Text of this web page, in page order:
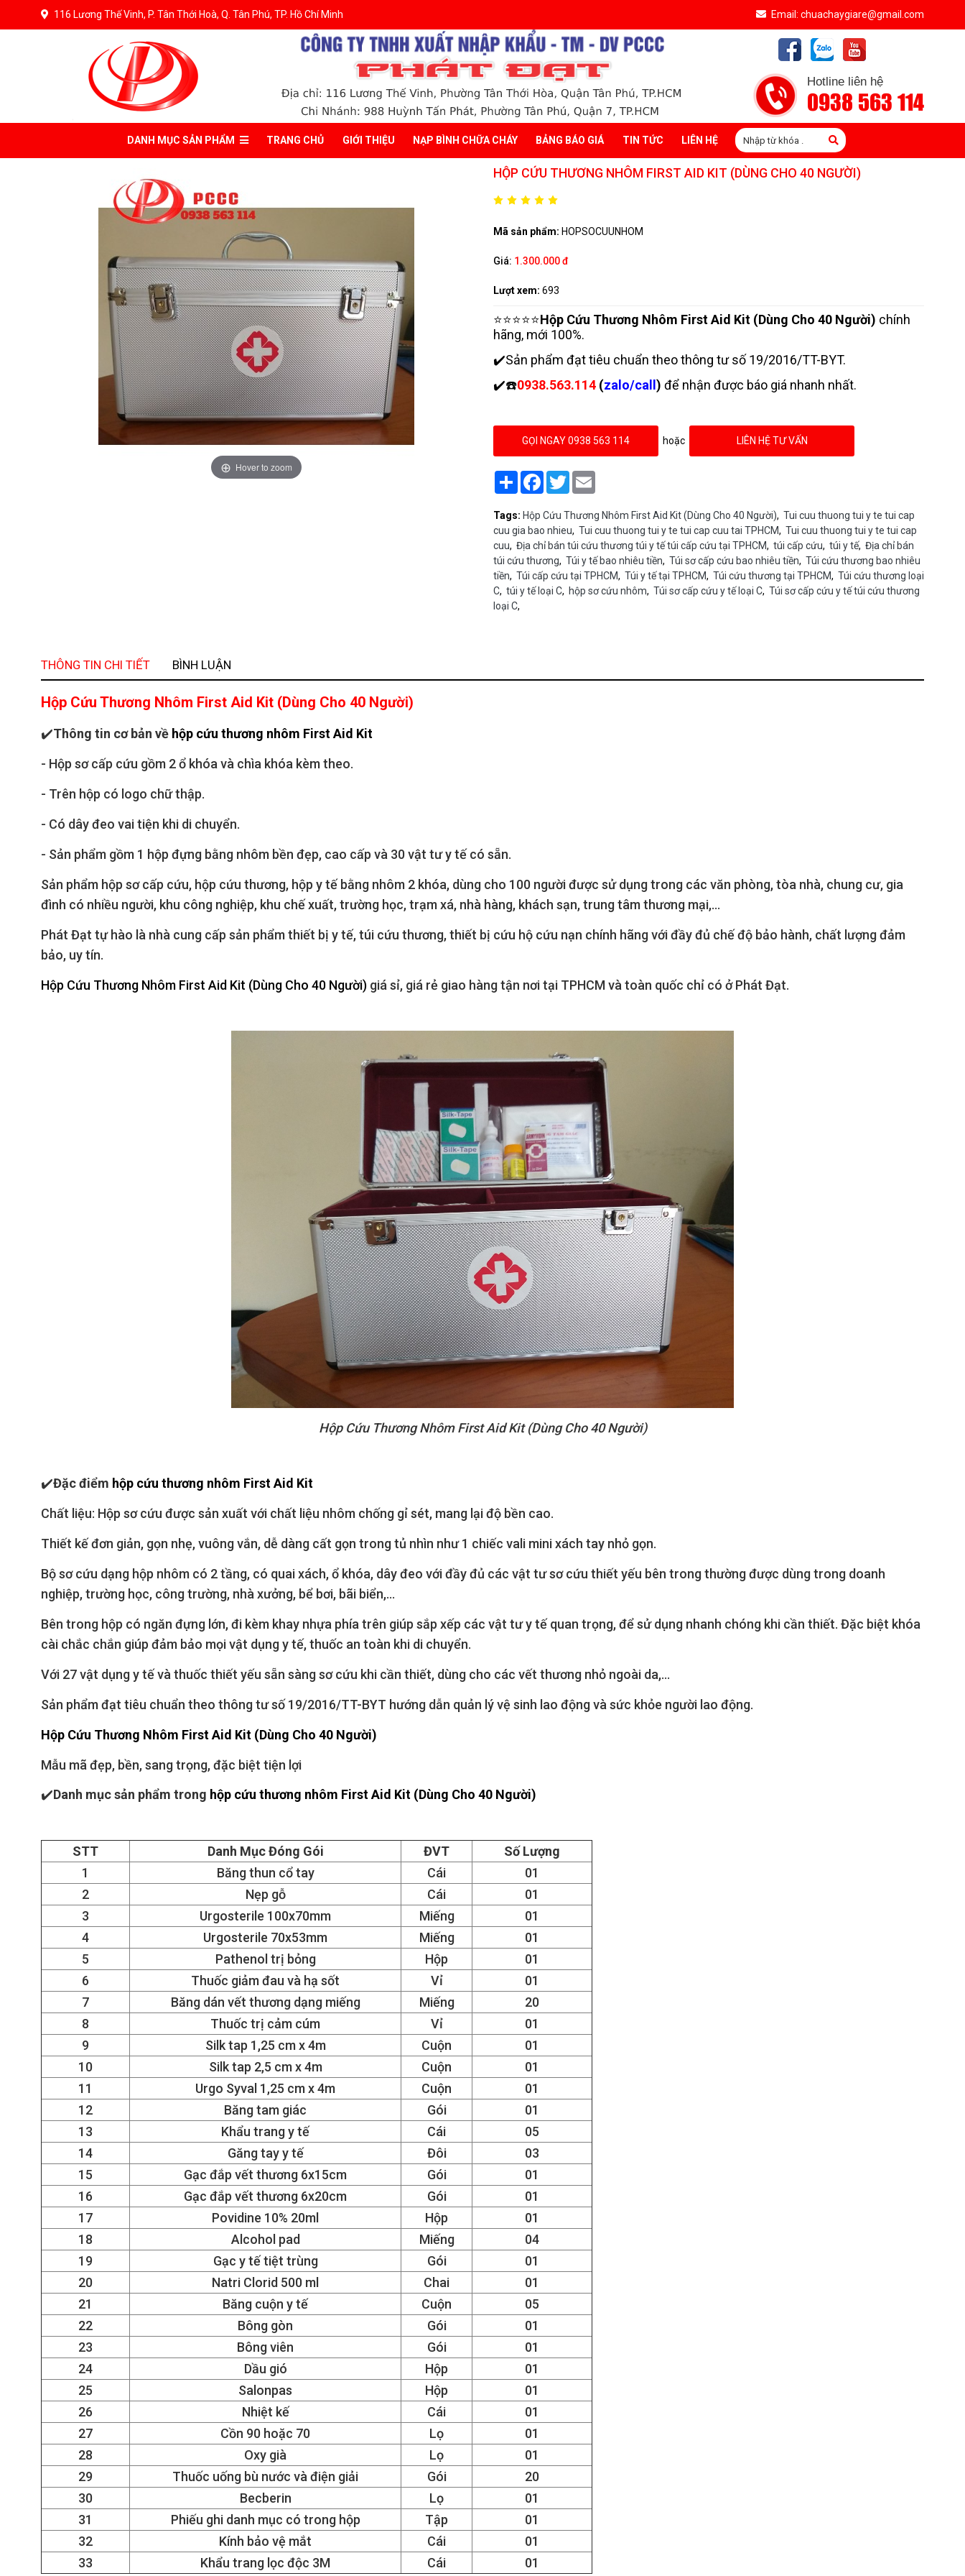
116 Lương Thế Vinh, P. Tân Thới Hoà, Q. Tân Phú, TP. Hồ Chí Minh Email: chuachaygiare@gmail.com
Hotline liên hệ
0938 563 114
DANH MỤC SẢN PHẨM TRANG CHỦ GIỚI THIỆU NẠP BÌNH CHỮA CHÁY BẢNG BÁO GIÁ TIN TỨC LIÊN HỆ
Hover to zoom
HỘP CỨU THƯƠNG NHÔM FIRST AID KIT (DÙNG CHO 40 NGƯỜI)
Mã sản phẩm: HOPSOCUUNHOM
Giá: 1.300.000 đ
Lượt xem: 693
⭐⭐⭐⭐⭐Hộp Cứu Thương Nhôm First Aid Kit (Dùng Cho 40 Người) chính
hãng, mới 100%.
✔️Sản phẩm đạt tiêu chuẩn theo thông tư số 19/2016/TT-BYT.
✔️☎️0938.563.114 (zalo/call ) để nhận được báo giá nhanh nhất.
GỌI NGAY 0938 563 114 hoặc LIÊN HỆ TƯ VẤN
Share Facebook
Twitter
Tags: Hộp Cứu Thương Nhôm First Aid Kit (Dùng Cho 40 Người), Tui cuu thuong tui y te tui cap
cuu gia bao nhieu, Tui cuu thuong tui y te tui cap cuu tai TPHCM, Tui cuu thuong tui y te tui cap
cuu, Địa chỉ bán túi cứu thương túi y tế túi cấp cứu tại TPHCM, túi cấp cứu, túi y tế, Địa chỉ bán
túi cứu thương, Túi y tế bao nhiêu tiền, Túi sơ cấp cứu bao nhiêu tiền, Túi cứu thương bao nhiêu
tiền, Túi cấp cứu tại TPHCM, Túi y tế tại TPHCM, Túi cứu thương tại TPHCM, Túi cứu thương loại
C, túi y tế loại C, hộp sơ cứu nhôm, Túi sơ cấp cứu y tế loại C, Túi sơ cấp cứu y tế túi cứu thương
loại C,
THÔNG TIN CHI TIẾT BÌNH LUẬN
Hộp Cứu Thương Nhôm First Aid Kit (Dùng Cho 40 Người)
✔️Thông tin cơ bản về hộp cứu thương nhôm First Aid Kit
- Hộp sơ cấp cứu gồm 2 ổ khóa và chìa khóa kèm theo.
- Trên hộp có logo chữ thập.
- Có dây đeo vai tiện khi di chuyển.
- Sản phẩm gồm 1 hộp đựng bằng nhôm bền đẹp, cao cấp và 30 vật tư y tế có sẵn.
Sản phẩm hộp sơ cấp cứu, hộp cứu thương, hộp y tế bằng nhôm 2 khóa, dùng cho 100 người được sử dụng trong các văn phòng, tòa nhà, chung cư, gia
đình có nhiều người, khu công nghiệp, khu chế xuất, trường học, trạm xá, nhà hàng, khách sạn, trung tâm thương mại,...
Phát Đạt tự hào là nhà cung cấp sản phẩm thiết bị y tế, túi cứu thương, thiết bị cứu hộ cứu nạn chính hãng với đầy đủ chế độ bảo hành, chất lượng đảm
bảo, uy tín.
Hộp Cứu Thương Nhôm First Aid Kit (Dùng Cho 40 Người) giá sỉ, giá rẻ giao hàng tận nơi tại TPHCM và toàn quốc chỉ có ở Phát Đạt.
Hộp Cứu Thương Nhôm First Aid Kit (Dùng Cho 40 Người)
✔️Đặc điểm hộp cứu thương nhôm First Aid Kit
Chất liệu: Hộp sơ cứu được sản xuất với chất liệu nhôm chống gỉ sét, mang lại độ bền cao.
Thiết kế đơn giản, gọn nhẹ, vuông vắn, dễ dàng cất gọn trong tủ nhìn như 1 chiếc vali mini xách tay nhỏ gọn.
Bộ sơ cứu dạng hộp nhôm có 2 tầng, có quai xách, ổ khóa, dây đeo với đầy đủ các vật tư sơ cứu thiết yếu bên trong thường được dùng trong doanh
nghiệp, trường học, công trường, nhà xưởng, bể bơi, bãi biển,...
Bên trong hộp có ngăn đựng lớn, đi kèm khay nhựa phía trên giúp sắp xếp các vật tư y tế quan trọng, để sử dụng nhanh chóng khi cần thiết. Đặc biệt khóa
cài chắc chắn giúp đảm bảo mọi vật dụng y tế, thuốc an toàn khi di chuyển.
Với 27 vật dụng y tế và thuốc thiết yếu sẵn sàng sơ cứu khi cần thiết, dùng cho các vết thương nhỏ ngoài da,...
Sản phẩm đạt tiêu chuẩn theo thông tư số 19/2016/TT-BYT hướng dẫn quản lý vệ sinh lao động và sức khỏe người lao động.
Hộp Cứu Thương Nhôm First Aid Kit (Dùng Cho 40 Người)
Mẫu mã đẹp, bền, sang trọng, đặc biệt tiện lợi
✔️Danh mục sản phẩm trong hộp cứu thương nhôm First Aid Kit (Dùng Cho 40 Người)
STT Danh Mục Đóng Gói ĐVT
Số Lượng
1
Băng thun cổ tay Cái
01
2
Nẹp gỗ Cái
01
3
Urgosterile 100x70mm Miếng
01
4
Urgosterile 70x53mm Miếng
01
5
Pathenol trị bỏng Hộp
01
6
Thuốc giảm đau và hạ sốt Vỉ
01
7
Băng dán vết thương dạng miếng Miếng
20
8
Thuốc trị cảm cúm Vỉ
01
9
Silk tap 1,25 cm x 4m Cuộn
01
10
Silk tap 2,5 cm x 4m Cuộn
01
11
Urgo Syval 1,25 cm x 4m Cuộn
01
12
Băng tam giác Gói
01
13
Khẩu trang y tế Cái
05
14
Găng tay y tế Đôi
03
15
Gạc đắp vết thương 6x15cm Gói
01
16
Gạc đắp vết thương 6x20cm Gói
01
17
Povidine 10% 20ml Hộp
01
18
Alcohol pad Miếng
04
19
Gạc y tế tiệt trùng Gói
01
20
Natri Clorid 500 ml Chai
01
21
Băng cuộn y tế Cuộn
05
22
Bông gòn Gói
01
23
Bông viên Gói
01
24
Dầu gió Hộp
01
25
Salonpas Hộp
01
26
Nhiệt kế Cái
01
27
Cồn 90 hoặc 70 Lọ
01
28
Oxy già Lọ
01
29
Thuốc uống bù nước và điện giải Gói
20
30
Becberin Lọ
01
31
Phiếu ghi danh mục có trong hộp Tập
01
32
Kính bảo vệ mắt Cái
01
33
Khẩu trang lọc độc 3M Cái 01